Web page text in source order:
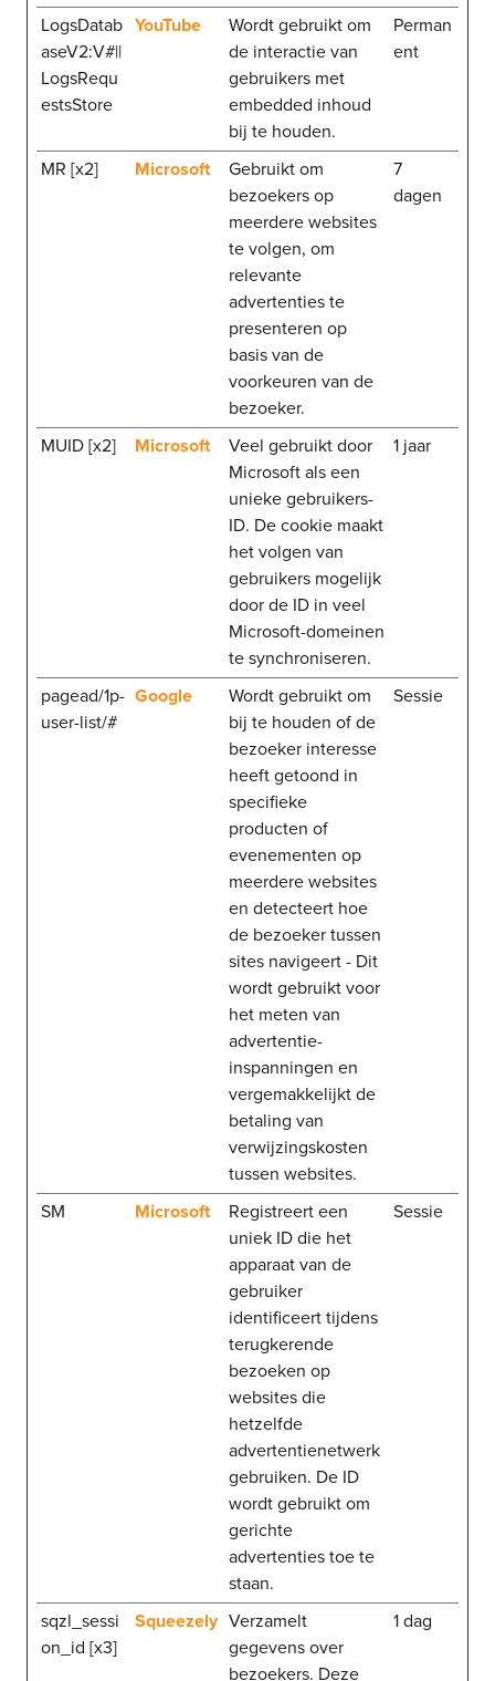
LogsDatab
aseV2:V#||
LogsRequ
estsStore
YouTube
Wordt gebruikt om
de interactie van
gebruikers met
embedded inhoud
bij te houden.
Perman
ent
MR [x2] Microsoft
Gebruikt om
bezoekers op
meerdere websites
te volgen, om
relevante
advertenties te
presenteren op
basis van de
voorkeuren van de
bezoeker.
7
dagen
MUID [x2] Microsoft
Veel gebruikt door
Microsoft als een
unieke gebruikers-
ID. De cookie maakt
het volgen van
gebruikers mogelijk
door de ID in veel
Microsoft-domeinen
te synchroniseren.
1 jaar
pagead/1p-
user-list/#
Google
Wordt gebruikt om
bij te houden of de
bezoeker interesse
heeft getoond in
specifieke
producten of
evenementen op
meerdere websites
en detecteert hoe
de bezoeker tussen
sites navigeert - Dit
wordt gebruikt voor
het meten van
advertentie-
inspanningen en
vergemakkelijkt de
betaling van
verwijzingskosten
tussen websites.
Sessie
SM Microsoft
Registreert een
uniek ID die het
apparaat van de
gebruiker
identificeert tijdens
terugkerende
bezoeken op
websites die
hetzelfde
advertentienetwerk
gebruiken. De ID
wordt gebruikt om
gerichte
advertenties toe te
staan.
Sessie
sqzl_sessi
on_id [x3]
Squeezely Verzamelt
gegevens over
bezoekers. Deze
1 dag